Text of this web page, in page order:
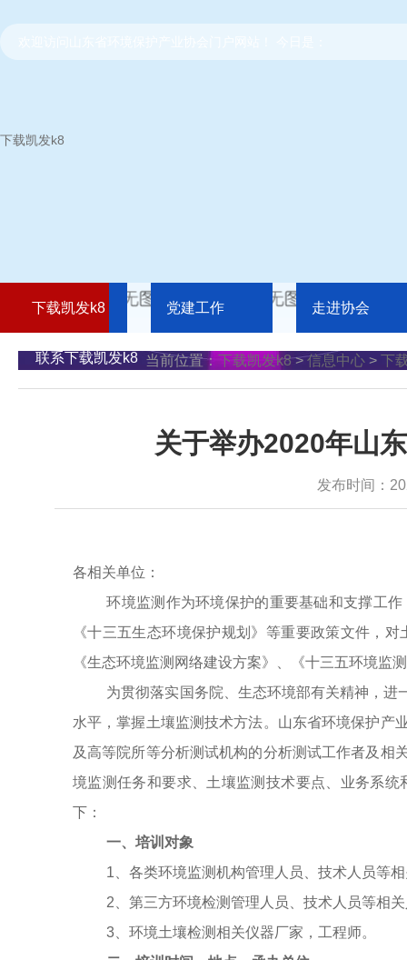
下载凯发k8
下载凯发k8 党建工作 走进协会
联系下载凯发k8 当前位置： 下载凯发k8>信息中心 > 下
关于举办2020年山
发布时间：
各相关单位：
环境监测作为环境保护的重要基础和支撑工
《十三五生态环境保护规划》等重要政策文件，
《生态环境监测网络建设方案》、《十三五环境
为贯彻落实国务院、生态环境部有关精神，
水平，掌握土壤监测技术方法。山东省环境保护产
及高等院所等分析测试机构的分析测试工作者及相
境监测任务和要求、土壤监测技术要点、业务系
下：
一、培训对象
1、各类环境监测机构管理人员、技术人员等
2、第三方环境检测管理人员、技术人员等相
3、环境土壤检测相关仪器厂家，工程师。